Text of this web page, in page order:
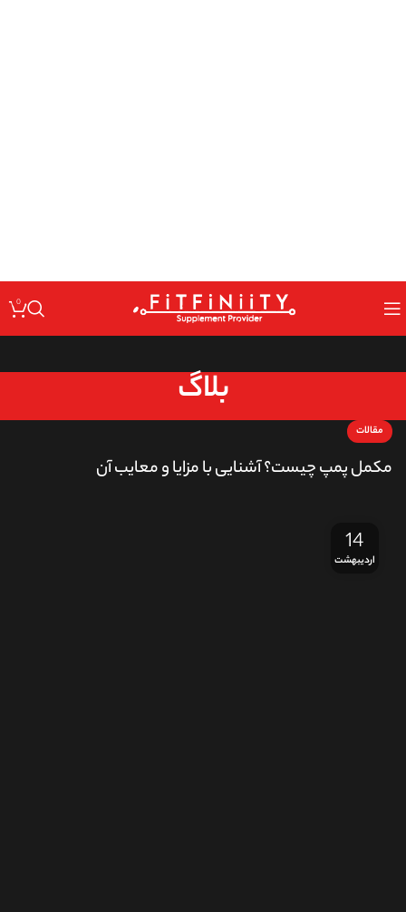
0
بلاگ
مقالات
مکمل پمپ چیست؟ آشنایی با مزایا و معایب آن
14
اردیبهشت